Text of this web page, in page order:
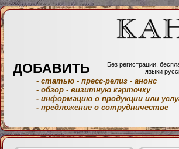
ДОБАВИТЬ
Без регистрации,
языки
- статью - пресс-релиз - анонс
- обзор - визитную карточку
- информацию о продукции или
- предложение о сотрудничестве